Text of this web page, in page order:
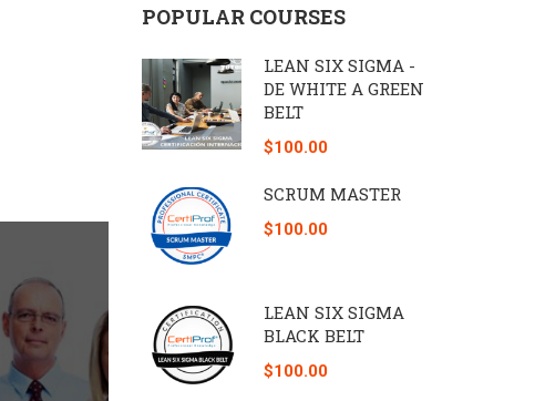
POPULAR COURSES
LEAN SIX SIGMA -
DE WHITE A GREEN
BELT
$100.00
SCRUM MASTER
$100.00
LEAN SIX SIGMA
BLACK BELT
$100.00